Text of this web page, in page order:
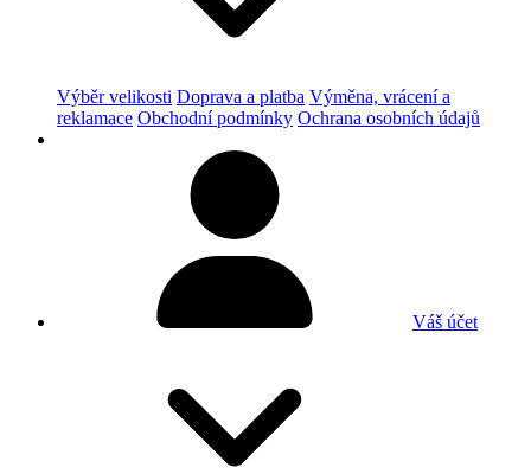
Výběr velikosti Doprava a platba Výměna, vrácení a
reklamace Obchodní podmínky Ochrana osobních údajů
Váš účet